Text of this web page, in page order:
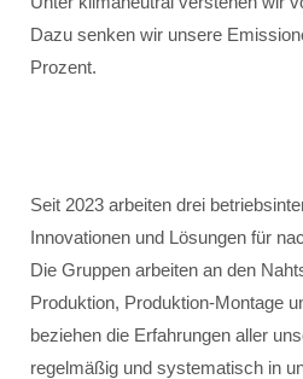
Dazu senken wir unsere
Prozent.
Seit 2023 arbeiten drei
Innovationen und Lösungen für
Die Gruppen arbeiten an den
Produktion, Produktion-Montage
beziehen die Erfahrungen aller
regelmäßig und systematisch in